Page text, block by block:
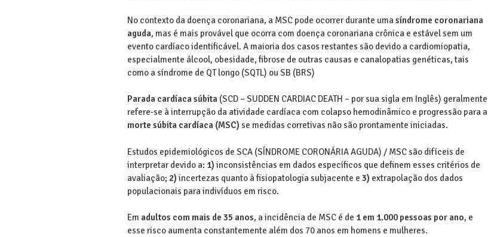
No contexto da doença coronariana, a MSC pode ocorrer durante umasíndrome coronariana
aguda, mas é mais provável que ocorra com doença coronariana crônica e estável sem um
evento cardíaco identificável. A maioria dos casos restantes são devido a cardiomiopatia,
especialmente álcool, obesidade, fibrose de outras causas e canalopatias genéticas, tais
como a síndrome de QT longo (SQTL) ou SB (BRS)
Parada cardíaca súbita(SCD – SUDDEN CARDIAC DEATH – por sua sigla em Inglês) geralmente
refere-se à interrupção da atividade cardíaca com colapso hemodinâmico e progressão para a
morte súbita cardíaca (MSC) se medidas corretivas não são prontamente iniciadas.
Estudos epidemiológicos de SCA (SÍNDROME CORONÁRIA AGUDA) / MSC são difíceis de
interpretar devido a: 1) inconsistências em dados específicos que definem esses critérios de
avaliação; 2) incertezas quanto à fisiopatologia subjacente e 3) extrapolação dos dados
populacionais para indivíduos em risco.
Em adultos com mais de 35 anos, a incidência de MSC é de 1 em 1.000 pessoas por ano, e
esse risco aumenta constantemente além dos 70 anos em homens e mulheres.